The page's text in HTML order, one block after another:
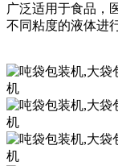
广泛适用于食品，
不同粘度的液体进